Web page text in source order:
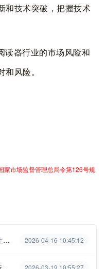
和技术突破，把握技术
读器行业的市场风险和
风险。
家市场监督管理总局令第126号规
尚普咨询集团《2026中国益生菌行业白皮书》最新数据：二代益生菌成... 2026-04-16 10:45:12